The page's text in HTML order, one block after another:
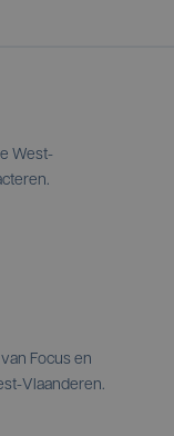
West-
Focus en
Vlaanderen.